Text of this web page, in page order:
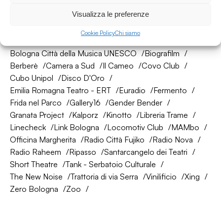
Visualizza le preferenze
Cookie PolicyChi siamo
Bologna Città della Musica UNESCO
Biografilm
Berberè
Camera a Sud Il Cameo
Covo Club
Cubo Unipol
Disco D'Oro
Emilia Romagna Teatro - ERT
Euradio
Fermento
Frida nel Parco
Gallery16
Gender Bender
Granata Project
Kalporz Kinotto
Libreria Trame
Linecheck
Link Bologna Locomotiv Club
MAMbo
Officina Margherita
Radio Città Fujiko
Radio Nova
Radio Raheem
Ripasso
Santarcangelo dei Teatri
Short Theatre
Tank - Serbatoio Culturale
The New Noise
Trattoria di via Serra Vinilificio
Xing
Zero Bologna
Zoo